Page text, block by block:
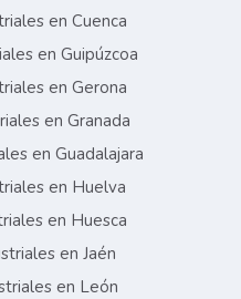
en Cuenca
en Guipúzcoa
en Gerona
en Granada
en Guadalajara
en Huelva
en Huesca
en Jaén
en León